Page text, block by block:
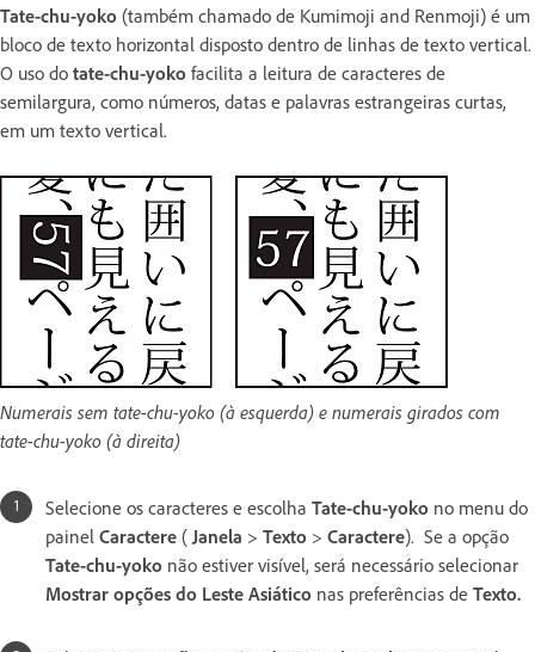
Tate-chu-yoko (também chamado de Kumimoji and Renmoji) é um
bloco de texto horizontal disposto dentro de linhas de texto vertical.
O uso do tate-chu-yoko facilita a leitura de caracteres de
semilargura, como números, datas e palavras estrangeiras curtas,
em um texto vertical.
Numerais sem tate-chu-yoko (à esquerda) e numerais girados com
tate-chu-yoko (à direita)
Selecione os caracteres e escolha Tate-chu-yoko no menu do
painel Caractere ( Janela > Texto > Caractere). Se a opção
Tate-chu-yoko não estiver visível, será necessário selecionar
Mostrar opções do Leste Asiático nas preferências de Texto.